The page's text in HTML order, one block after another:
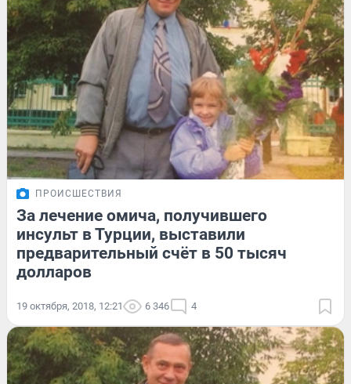
ПРОИСШЕСТВИЯ
За лечение омича, получившего
инсульт в Турции, выставили
предварительный счёт в 50 тысяч
долларов
19 октября, 2018, 12:21 6 346 4